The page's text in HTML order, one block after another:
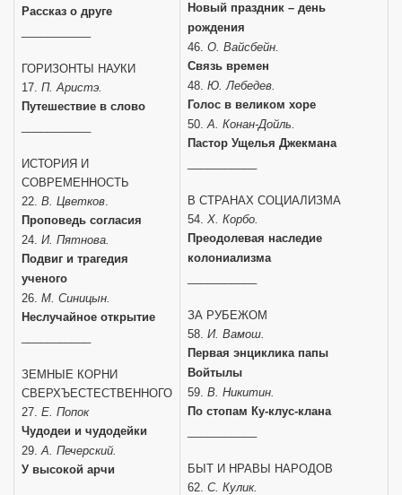
Рассказ о друге
ГОРИЗОНТЫ НАУКИ
17. П. Аристэ.
Путешествие в слово
ИСТОРИЯ И
СОВРЕМЕННОСТЬ
22. В. Цветков.
Проповедь согласия
24. И. Пятнова.
Подвиг и трагедия
ученого
26. М. Синицын.
Неслучайное открытие
ЗЕМНЫЕ КОРНИ
СВЕРХЪЕСТЕСТВЕННОГО
27. Е. Попок
Чудодеи и чудодейки
29.А. Печерский.
У высокой арчи
Новый праздник – день
рождения
46. О. Вайсбейн.
Связь времен
48. Ю. Лебедев.
Голос в великом хоре
50.А. Конан-Дойль.
Пастор Ущелья Джекмана
В СТРАНАХ СОЦИАЛИЗМА
54. Х. Корбо.
Преодолевая наследие
колониализма
ЗА РУБЕЖОМ
58. И. Вамош.
Первая энциклика папы
Войтылы
59. В. Никитин.
По стопам Ку-клус-клана
БЫТ И НРАВЫ НАРОДОВ
62. С. Кулик.